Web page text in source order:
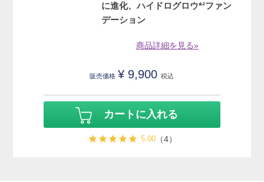
に進化、ハイドログロウ*²ファン
デーション
商品詳細を見る»
販売価格 ¥ 9,900 税込
カートに入れる
5.00（4）